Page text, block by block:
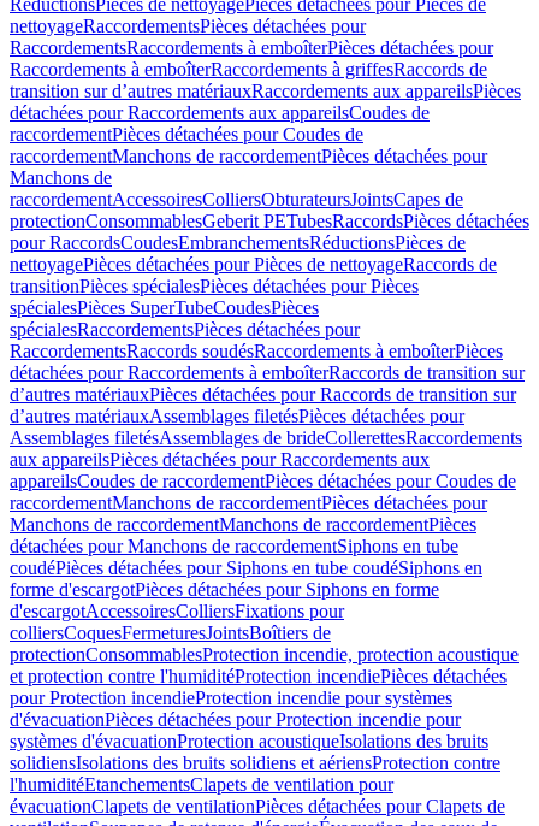
RéductionsPièces de nettoyagePièces détachées pour Pièces de
nettoyageRaccordementsPièces détachées pour
RaccordementsRaccordements à emboîterPièces détachées pour
Raccordements à emboîterRaccordements à griffesRaccords de
transition sur d’autres matériauxRaccordements aux appareilsPièces
détachées pour Raccordements aux appareilsCoudes de
raccordementPièces détachées pour Coudes de
raccordementManchons de raccordementPièces détachées pour
Manchons de
raccordementAccessoiresColliersObturateursJointsCapes de
protectionConsommablesGeberit PETubesRaccordsPièces détachées
pour RaccordsCoudesEmbranchementsRéductionsPièces de
nettoyagePièces détachées pour Pièces de nettoyageRaccords de
transitionPièces spécialesPièces détachées pour Pièces
spécialesPièces SuperTubeCoudesPièces
spécialesRaccordementsPièces détachées pour
RaccordementsRaccords soudésRaccordements à emboîterPièces
détachées pour Raccordements à emboîterRaccords de transition sur
d’autres matériauxPièces détachées pour Raccords de transition sur
d’autres matériauxAssemblages filetésPièces détachées pour
Assemblages filetésAssemblages de brideCollerettesRaccordements
aux appareilsPièces détachées pour Raccordements aux
appareilsCoudes de raccordementPièces détachées pour Coudes de
raccordementManchons de raccordementPièces détachées pour
Manchons de raccordementManchons de raccordementPièces
détachées pour Manchons de raccordementSiphons en tube
coudéPièces détachées pour Siphons en tube coudéSiphons en
forme d'escargotPièces détachées pour Siphons en forme
d'escargotAccessoiresColliersFixations pour
colliersCoquesFermeturesJointsBoîtiers de
protectionConsommablesProtection incendie, protection acoustique
et protection contre l'humiditéProtection incendiePièces détachées
pour Protection incendieProtection incendie pour systèmes
d'évacuationPièces détachées pour Protection incendie pour
systèmes d'évacuationProtection acoustiqueIsolations des bruits
solidiensIsolations des bruits solidiens et aériensProtection contre
l'humiditéEtanchementsClapets de ventilation pour
évacuationClapets de ventilationPièces détachées pour Clapets de